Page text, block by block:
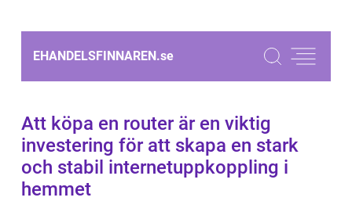
EHANDELSFINNAREN.se
Att köpa en router är en viktig
investering för att skapa en stark
och stabil internetuppkoppling i
hemmet